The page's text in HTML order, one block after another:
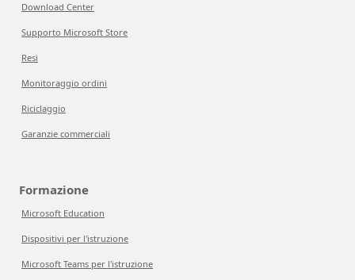
Download Center
Supporto Microsoft Store
Resi
Monitoraggio ordini
Riciclaggio
Garanzie commerciali
Formazione
Microsoft Education
Dispositivi per l'istruzione
Microsoft Teams per l'istruzione